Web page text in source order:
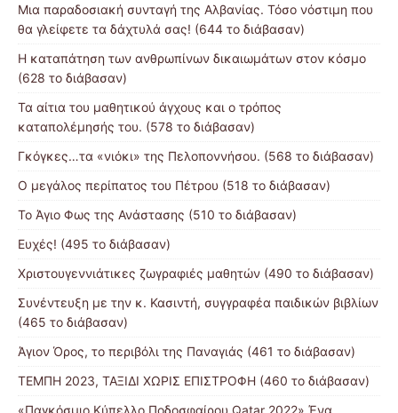
Μια παραδοσιακή συνταγή της Αλβανίας. Τόσο νόστιμη που
θα γλείφετε τα δάχτυλά σας! (644 το διάβασαν)
Η καταπάτηση των ανθρωπίνων δικαιωμάτων στον κόσμο
(628 το διάβασαν)
Τα αίτια του μαθητικού άγχους και ο τρόπος
καταπολέμησής του. (578 το διάβασαν)
Γκόγκες…τα «νιόκι» της Πελοποννήσου. (568 το διάβασαν)
Ο μεγάλος περίπατος του Πέτρου (518 το διάβασαν)
Το Άγιο Φως της Ανάστασης (510 το διάβασαν)
Ευχές! (495 το διάβασαν)
Χριστουγεννιάτικες ζωγραφιές μαθητών (490 το διάβασαν)
Συνέντευξη με την κ. Κασιντή, συγγραφέα παιδικών βιβλίων
(465 το διάβασαν)
Άγιον Όρος, το περιβόλι της Παναγιάς (461 το διάβασαν)
ΤΕΜΠΗ 2023, ΤΑΞΙΔΙ ΧΩΡΙΣ ΕΠΙΣΤΡΟΦΗ (460 το διάβασαν)
«Παγκόσμιο Κύπελλο Ποδοσφαίρου Qatar 2022» Ένα